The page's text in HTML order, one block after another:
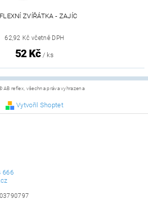
ZVÍŘÁTKA - ZAJÍC
62,92 Kč včetně DPH
52 Kč / ks
AB reflex, všechna práva vyhrazena
Vytvořil Shoptet
666